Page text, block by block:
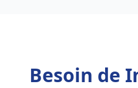
Besoin de